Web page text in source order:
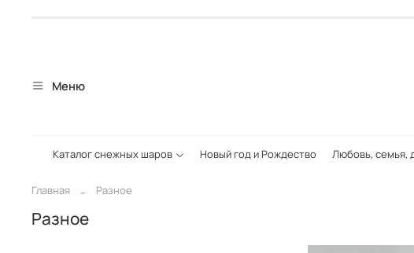
Меню
Каталог снежных шаров Новый год и Рождество Любовь, семья,
Главная Разное
Разное